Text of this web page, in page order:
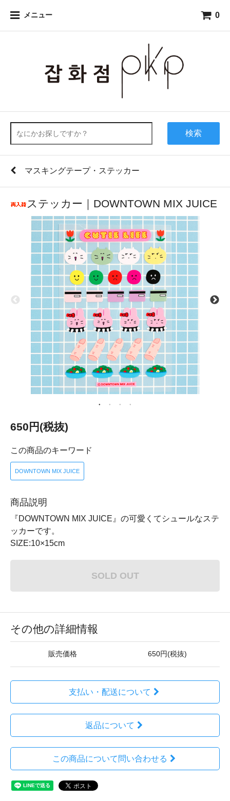
メニュー 0
検索
マスキングテープ・ステッカー
ステッカー｜DOWNTOWN MIX JUICE
650円(税抜)
この商品のキーワード
DOWNTOWN MIX JUICE
商品説明
『DOWNTOWN MIX JUICE』の可愛くてシュールなステ
ッカーです。
SIZE:10×15cm
SOLD OUT
その他の詳細情報
販売価格 650円(税抜)
支払い・配送について
返品について
この商品について問い合わせる